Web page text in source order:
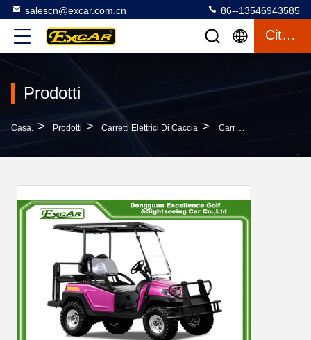
salescn@excar.com.cn 86--13546943585
Citazione
Prodotti
Casa. > Prodotti > Carretti Elettrici Di Caccia > Carretto Di Golf Elettrico Off Road Di Golf Di 350A Del Carretto Di Caccia Del Carrozzino 4 Dell'azionamento Elettrico Elettrico Della Ruota